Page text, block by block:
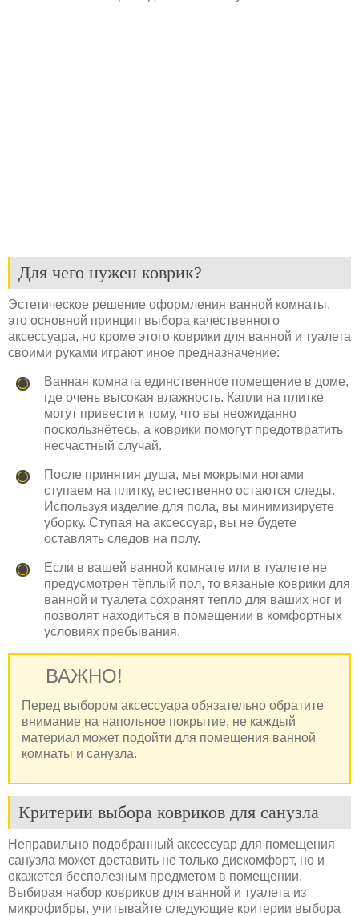
Для чего нужен коврик?
Эстетическое решение оформления ванной комнаты,
это основной принцип выбора качественного
аксессуара, но кроме этого коврики для ванной и туалета
своими руками играют иное предназначение:
Ванная комната единственное помещение в доме,
где очень высокая влажность. Капли на плитке
могут привести к тому, что вы неожиданно
поскользнётесь, а коврики помогут предотвратить
несчастный случай.
После принятия душа, мы мокрыми ногами
ступаем на плитку, естественно остаются следы.
Используя изделие для пола, вы минимизируете
уборку. Ступая на аксессуар, вы не будете
оставлять следов на полу.
Если в вашей ванной комнате или в туалете не
предусмотрен тёплый пол, то вязаные коврики для
ванной и туалета сохранят тепло для ваших ног и
позволят находиться в помещении в комфортных
условиях пребывания.
ВАЖНО!
Перед выбором аксессуара обязательно обратите
внимание на напольное покрытие, не каждый
материал может подойти для помещения ванной
комнаты и санузла.
Критерии выбора ковриков для санузла
Неправильно подобранный аксессуар для помещения
санузла может доставить не только дискомфорт, но и
окажется бесполезным предметом в помещении.
Выбирая набор ковриков для ванной и туалета из
микрофибры, учитывайте следующие критерии выбора